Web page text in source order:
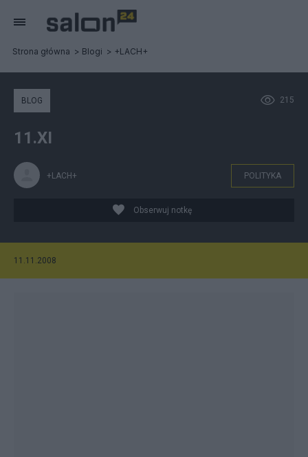
Strona główna Blogi +LACH+
215
BLOG
11.XI
+LACH+ POLITYKA
Obserwuj notkę
11.11.2008